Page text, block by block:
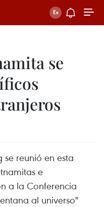
se
se reunió en esta
e
a la Conferencia
al universo"